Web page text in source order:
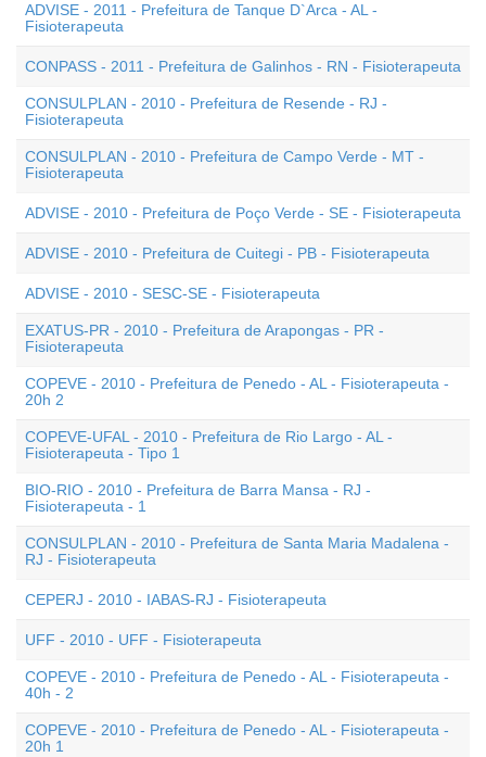
ADVISE - 2011 - Prefeitura de Tanque D`Arca - AL -
Fisioterapeuta
CONPASS - 2011 - Prefeitura de Galinhos - RN - Fisioterapeuta
CONSULPLAN - 2010 - Prefeitura de Resende - RJ -
Fisioterapeuta
CONSULPLAN - 2010 - Prefeitura de Campo Verde - MT -
Fisioterapeuta
ADVISE - 2010 - Prefeitura de Poço Verde - SE - Fisioterapeuta
ADVISE - 2010 - Prefeitura de Cuitegi - PB - Fisioterapeuta
ADVISE - 2010 - SESC-SE - Fisioterapeuta
EXATUS-PR - 2010 - Prefeitura de Arapongas - PR -
Fisioterapeuta
COPEVE - 2010 - Prefeitura de Penedo - AL - Fisioterapeuta -
20h 2
COPEVE-UFAL - 2010 - Prefeitura de Rio Largo - AL -
Fisioterapeuta - Tipo 1
BIO-RIO - 2010 - Prefeitura de Barra Mansa - RJ -
Fisioterapeuta - 1
CONSULPLAN - 2010 - Prefeitura de Santa Maria Madalena -
RJ - Fisioterapeuta
CEPERJ - 2010 - IABAS-RJ - Fisioterapeuta
UFF - 2010 - UFF - Fisioterapeuta
COPEVE - 2010 - Prefeitura de Penedo - AL - Fisioterapeuta -
40h - 2
COPEVE - 2010 - Prefeitura de Penedo - AL - Fisioterapeuta -
20h 1